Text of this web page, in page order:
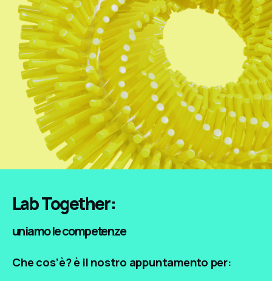
Lab Together:
uniamo le competenze
Che cos’è? è il nostro appuntamento per: